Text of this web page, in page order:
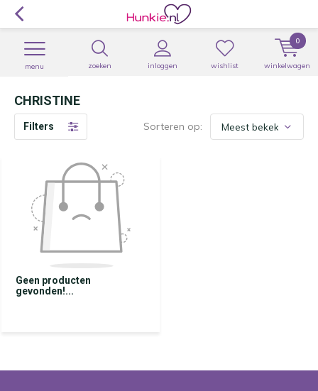
zoeken inloggen
menu wishlist winkelwagen
0
CHRISTINE
Filters Sorteren op:
Geen producten
gevonden!...